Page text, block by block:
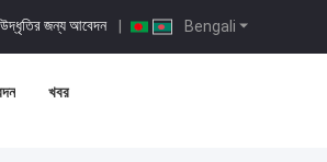
Bengali
উদ্ধৃতির জন্য আবেদন |
খবর